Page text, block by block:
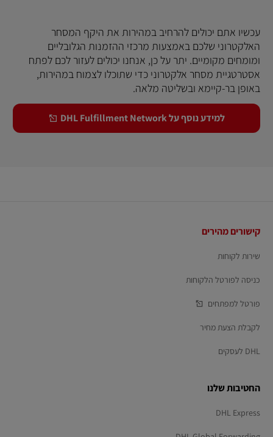
עכשיו אתם יכולים להרחיב במהירות את היקף המסחר
האלקטרוני שלכם באמצעות מרכזי ההזמנות הגלובליים
ומומחים מקומיים. יתר על כן, אנחנו יכולים לעזור לכם לפתח
אסטרטגיית מסחר אלקטרוני כדי שתוכלו לצמוח במהירות,
באופן בר-קיימא ובשליטה מלאה.
למידע נוסף על DHL Fulfillment Network
תחתונה
קישורים מהירים
שירות לקוחות
כניסה לפורטל הלקוחות
פורטל למפתחים
לקבלת הצעת מחיר
DHL לעסקים
החטיבות שלנו
DHL Express